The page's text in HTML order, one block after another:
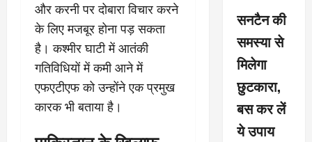
और करनी पर दोबारा विचार करने
के लिए मजबूर होना पड़ सकता
है। कश्मीर घाटी में आतंकी
गतिविधियों में कमी आने में
एफएटीएफ को उन्होंने एक प्रमुख
कारक भी बताया है।
सनटैन की
समस्या से
मिलेगा
छुटकारा,
बस कर लें
ये उपाय